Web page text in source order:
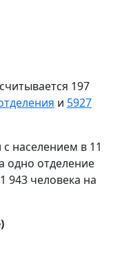
197
и 5927
населением в 11
одно отделение
943 человека на